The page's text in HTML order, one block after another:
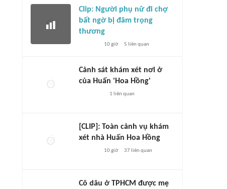
Clip: Người phụ nữ đi chợ
bất ngờ bị đâm trọng
thương
10 giờ 5 liên quan
Cảnh sát khám xét nơi ở
của Huấn 'Hoa Hồng'
1 liên quan
[CLIP]: Toàn cảnh vụ khám
xét nhà Huấn Hoa Hồng
10 giờ 37liên quan
Cô dâu ở TPHCM được mẹ